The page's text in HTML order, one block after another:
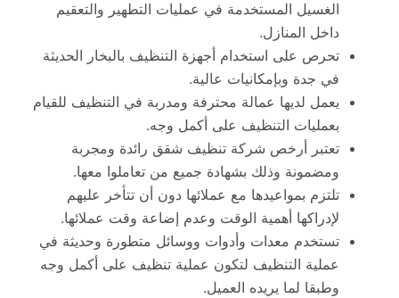
الغسيل المستخدمة في عمليات التطهير والتعقيم
داخل المنازل.
تحرص على استخدام أجهزة التنظيف بالبخار الحديثة
في جدة وبإمكانيات عالية.
يعمل لديها عمالة محترفة ومدربة في التنظيف للقيام
بعمليات التنظيف على أكمل وجه.
تعتبر أرخص شركة تنظيف شقق رائدة ومجربة
ومضمونة وذلك بشهادة جميع من تعاملوا معها.
تلتزم بمواعيدها مع عملائها دون أن تتأخر عليهم
لإدراكها أهمية الوقت وعدم إضاعة وقت عملائها.
تستخدم معدات وأدوات ووسائل متطورة وحديثة في
عملية التنظيف لتكون عملية تنظيف على أكمل وجه
وطبقا لما يريده العميل.